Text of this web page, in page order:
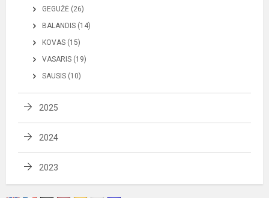
GEGUŽĖ (26)
BALANDIS (14)
KOVAS (15)
VASARIS (19)
SAUSIS (10)
2025
2024
2023